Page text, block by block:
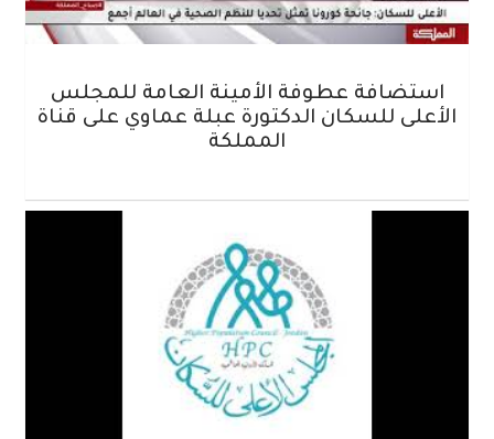
استضافة عطوفة الأمينة العامة للمجلس
الأعلى للسكان الدكتورة عبلة عماوي على قناة
المملكة